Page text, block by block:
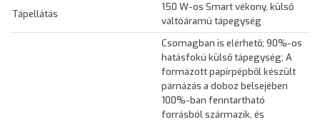
Tápellátás
150 W-os Smart vékony, külső
váltóáramú tápegység
Csomagban is elérhető; 90%-os
hatásfokú külső tápegység; A
formázott papírpépből készült
párnázás a doboz belsejében
100%-ban fenntartható
forrásból származik, és